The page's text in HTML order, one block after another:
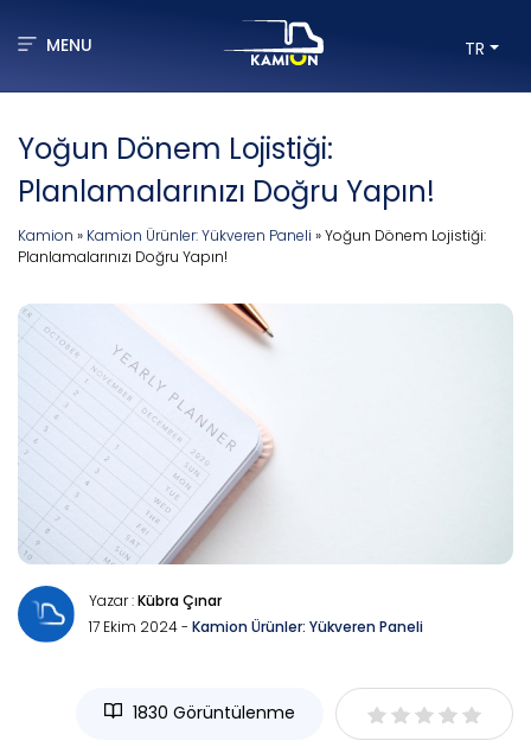
MENU TR
Yoğun Dönem Lojistiği:
Planlamalarınızı Doğru Yapın!
Kamion » Kamion Ürünler: Yükveren Paneli »Yoğun Dönem Lojistiği:
Planlamalarınızı Doğru Yapın!
Yazar :Kübra Çınar
17 Ekim 2024 - Kamion Ürünler: Yükveren Paneli
1830 Görüntülenme